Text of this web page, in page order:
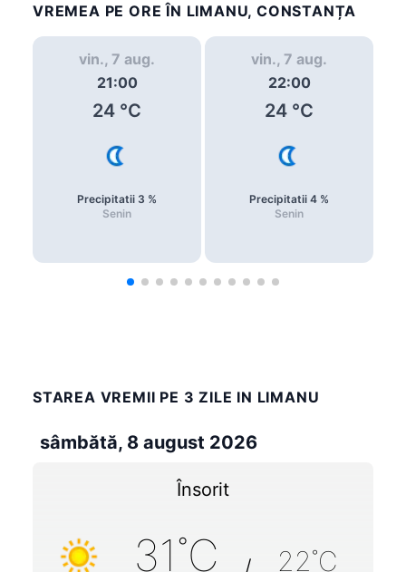
VREMEA PE ORE ÎN LIMANU, CONSTANȚA
vin., 7 aug.
21:00
24 °C
Precipitatii 3 %
Senin
vin., 7 aug.
22:00
24 °C
Precipitatii 4 %
Senin
STAREA VREMII PE 3 ZILE IN LIMANU
sâmbătă, 8 august 2026
Însorit
31˚C / 22˚C